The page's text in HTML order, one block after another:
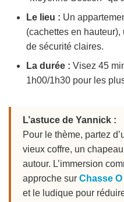
Le lieu : Un
(cachettes en
de sécurité claires.
La durée : Visez 45
1h00/1h30 pour les
L’astuce de Yannick :
Pour le thème, partez
vieux coffre, un
autour. L’immersion
approche sur Chasse
et le ludique pour